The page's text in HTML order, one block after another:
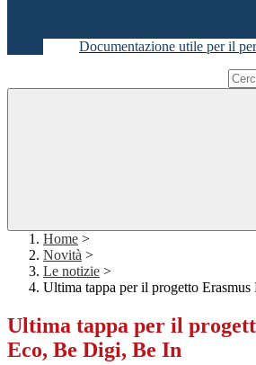
Documentazione utile per il
Home >
Novità >
Le notizie >
Ultima tappa per il progetto
Ultima tappa per il
Eco, Be Digi, Be In